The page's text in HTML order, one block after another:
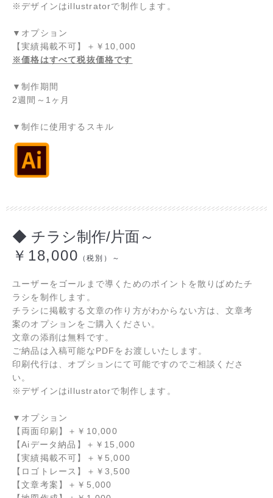
※デザインはillustratorで制作します。
▼オプション
【実績掲載不可】
＋ ￥10,000
※価格はすべて税抜価格です
▼制作期間
2週間～1ヶ月
▼制作に使用するスキル
◆ チラシ制作/片面～
￥18,000
（税別）～
ユーザーをゴールまで導くためのポイントを散りばめたチ
ラシを制作します。
チラシに掲載する文章の作り方がわからない方は、文章考
案のオプションをご購入ください。
文章の添削は無料です。
ご納品は入稿可能なPDFをお渡しいたします。
印刷代行は、オプションにて可能ですのでご相談くださ
い。
※デザインはillustratorで制作します。
▼オプション
【両面印刷】
＋ ￥10,000
【Aiデータ納品】
＋ ￥15,000
【実績掲載不可】
＋ ￥5,000
【ロゴトレース】
＋ ￥3,500
【文章考案】
＋ ￥5,000